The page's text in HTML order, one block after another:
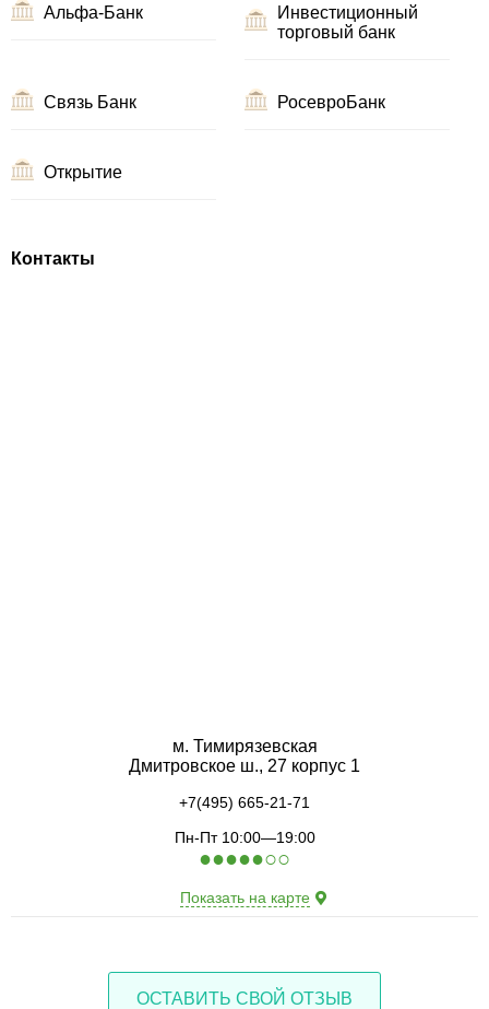
Альфа-Банк
Инвестиционный
торговый банк
Связь Банк РосевроБанк
Открытие
Контакты
м. Тимирязевская
Дмитровское ш., 27 корпус 1
+7(495) 665-21-71
Пн-Пт 10:00—19:00
●●●●●○○
Показать на карте
ОСТАВИТЬ СВОЙ ОТЗЫВ